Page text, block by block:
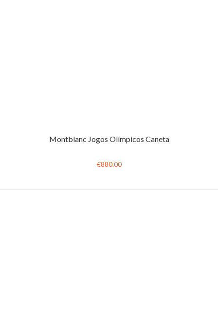
Montblanc Jogos Olímpicos Caneta
€880.00